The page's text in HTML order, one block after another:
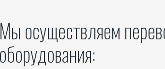
Мы осуществляем перевозку следующих типов
оборудования: